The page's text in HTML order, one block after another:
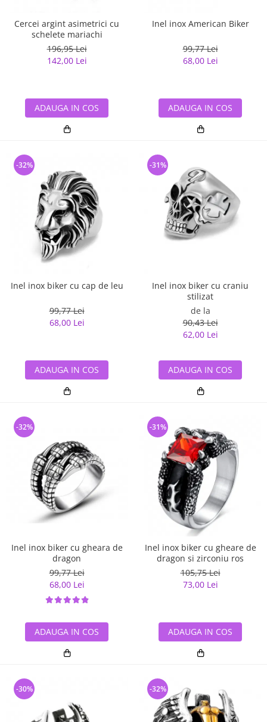
Cercei argint asimetrici cu
schelete mariachi
196,95 Lei
142,00 Lei
ADAUGA IN COS
Inel inox American Biker
99,77 Lei
68,00 Lei
ADAUGA IN COS
Inel inox biker cu cap de leu
99,77 Lei
68,00 Lei
-32%
ADAUGA IN COS
Inel inox biker cu craniu
stilizat
de la
90,43 Lei
62,00 Lei
-31%
ADAUGA IN COS
Inel inox biker cu gheara de
dragon
99,77 Lei
68,00 Lei
-32%
ADAUGA IN COS
Inel inox biker cu gheare de
dragon si zirconiu ros
105,75 Lei
73,00 Lei
-31%
ADAUGA IN COS
-30% -32%